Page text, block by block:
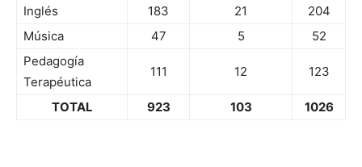
Inglés 183 21
204
Música
47 5
52
Pedagogía
Terapéutica
111 12 123
TOTAL 923 103 1026